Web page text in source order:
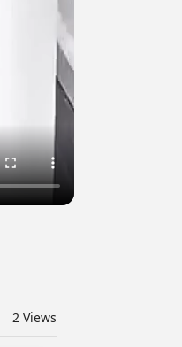
2 Views